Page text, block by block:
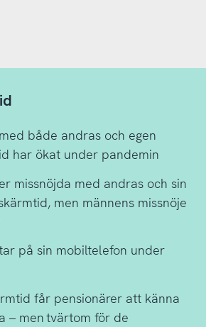
både andras och egen
har ökat under pandemin
missnöjda med andras och sin
men männens missnöje
på sin mobiltelefon under
får pensionärer att känna
– men tvärtom för de